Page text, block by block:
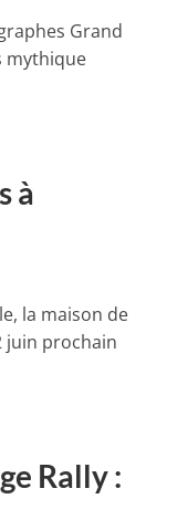
Grand
mythique
à
la maison de
juin prochain
Rally :